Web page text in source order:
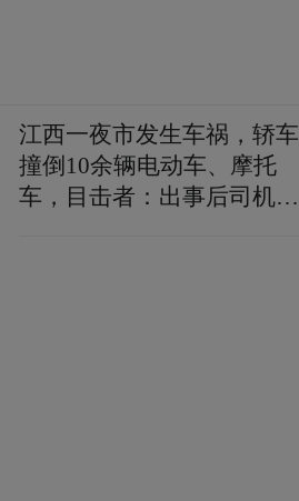
江西一夜市发生车祸，轿车
撞倒10余辆电动车、摩托
车，目击者：出事后司机一